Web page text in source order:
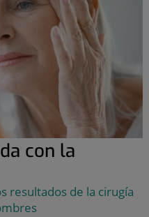
con la
resultados de la cirugía